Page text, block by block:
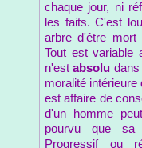
chaque jour, ni
les faits. C'est
arbre d'être mort
Tout est variable
n'estabsolu
moralité
est affaire de
d'un homme
pourvu que sa
Progressif ou